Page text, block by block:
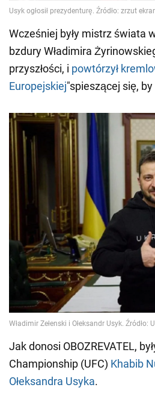
Wcześniej były mistrz świata
bzdury Władimira
przyszłości, i powtórzył
Europejskiej"spieszącej się,
Jak donosi OBOZREVATEL,
Championship (UFC) Khabib
Ołeksandra Usyka.